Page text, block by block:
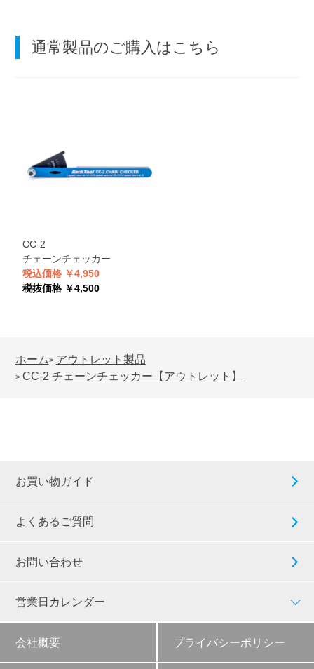
通常製品のご購入はこちら
CC-2
チェーンチェッカー
税込価格 ￥4,950
税抜価格 ￥4,500
ホーム> アウトレット製品
> CC-2 チェーンチェッカー【アウトレット】
お買い物ガイド
よくあるご質問
お問い合わせ
営業日カレンダー
会社概要 プライバシーポリシー